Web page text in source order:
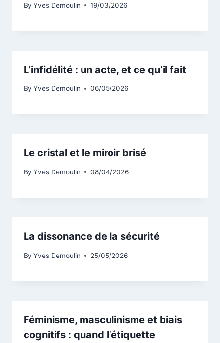
By Yves Demoulin 19/03/2026
L’infidélité : un acte, et ce qu’il fait
By Yves Demoulin 06/05/2026
Le cristal et le miroir brisé
By Yves Demoulin 08/04/2026
La dissonance de la sécurité
By Yves Demoulin 25/05/2026
Féminisme, masculinisme et biais
cognitifs : quand l’étiquette